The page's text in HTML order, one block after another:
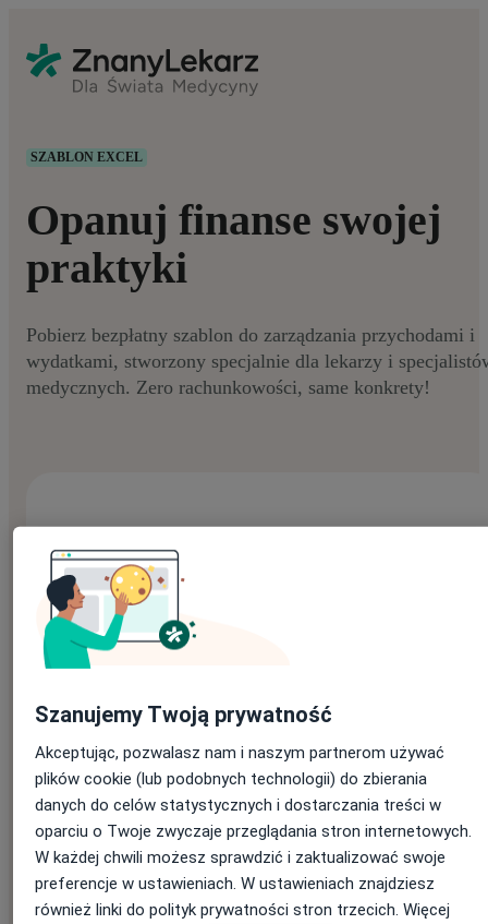
SZABLON EXCEL
Opanuj finanse swojej
praktyki
Pobierz bezpłatny szablon do zarządzania przychodami i
wydatkami, stworzony specjalnie dla lekarzy i
medycznych. Zero rachunkowości, same konkrety!
Pobierz szablon:
*
Nazwisko
E-mail *
Jeśli masz konto na ZnanyLekarz, podaj e-mail, którym się
Szanujemy Twoją prywatność
Akceptując, pozwalasz nam i naszym partnerom używać
plików cookie (lub podobnych technologii) do zbierania
danych do celów statystycznych i dostarczania treści w
oparciu o Twoje zwyczaje przeglądania stron internetowych.
W każdej chwili możesz sprawdzić i zaktualizować swoje
preferencje w ustawieniach. W ustawieniach znajdziesz
również linki do polityk prywatności stron trzecich. Więcej